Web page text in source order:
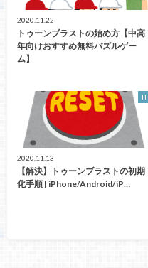
2020.11.22
トゥーンブラストの始め方【中高
年向けおすすめ無料パズルゲー
ム】
IT
2020.11.13
【解決】トゥーンブラストの初期
化手順 | iPhone/Android/iP…